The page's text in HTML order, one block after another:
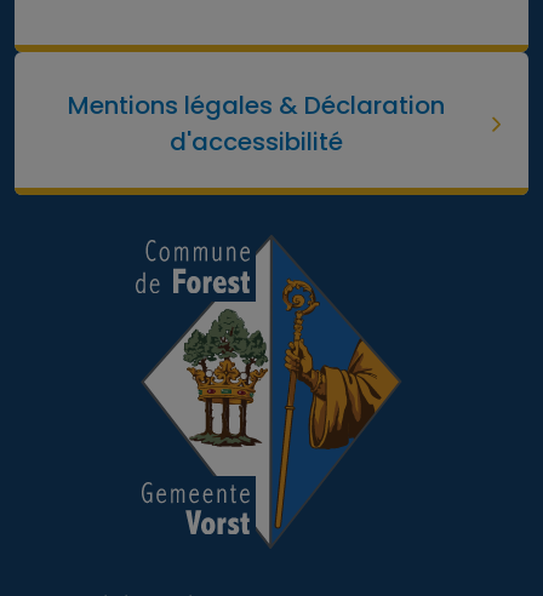
Mentions légales & Déclaration
d'accessibilité